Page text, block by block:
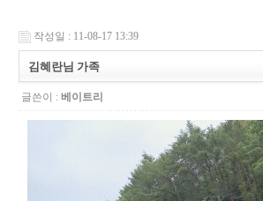
작성일 : 11-08-17 13:39
김혜란님 가족
글쓴이 : 베이트리